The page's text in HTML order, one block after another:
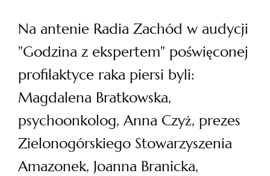
Na antenie Radia Zachód w audycji
"Godzina z ekspertem" poświęconej
profilaktyce raka piersi byli:
Magdalena Bratkowska,
psychoonkolog, Anna Czyż, prezes
Zielonogórskiego Stowarzyszenia
Amazonek, Joanna Branicka,